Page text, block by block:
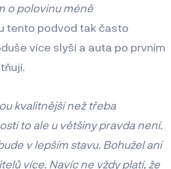
o polovinu méně
tento podvod tak často
více slyší a auta po prvním
kvalitnější než třeba
to ale u většiny pravda není.
v lepším stavu. Bohužel ani
více. Navíc ne vždy platí, že